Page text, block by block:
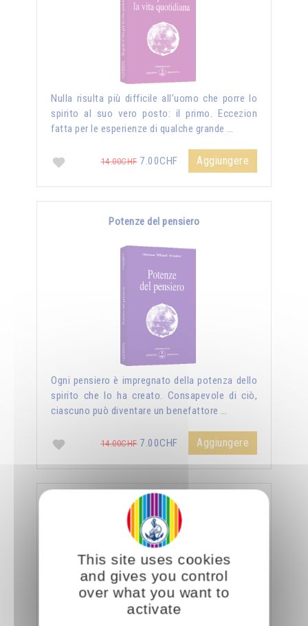
Nulla risulta più difficile all’uomo che porre lo
spirito al suo vero posto: il primo. Eccezion
fatta per le esperienze di qualche grande …
14.00CHF7.00CHF Aggiungere
Potenze del pensiero
Ogni pensiero è impregnato della potenza dello
spirito che lo ha creato. Consapevole di ciò,
ciascuno può diventare un benefattore …
14.00CHF7.00CHF Aggiungere
La sessualità forza del cielo
This site uses cookies
and gives you control
over what you want to
activate